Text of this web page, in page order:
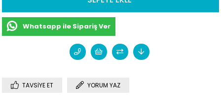
Whatsapp ile Sipariş Ver
TAVSIYE ET YORUM YAZ